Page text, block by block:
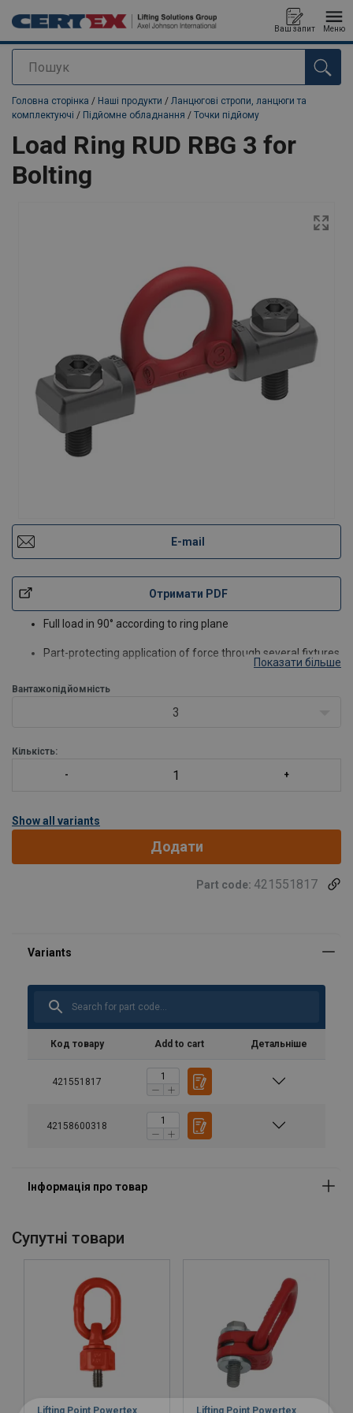
Пошук
Ваш запит Меню
added to your quote
Головна сторінка / Наші продукти / Ланцюгові стропи, ланцюги та
комплектуючі / Підйомне обладнання / Точки підйому
Load Ring RUD RBG 3 for
Bolting
E-mail
Отримати PDF
Full load in 90° according to ring plane
Part-protecting application of force through several fixtures
Показати більше
Вантажопідйомність
3
Кількість:
Show all variants
Додати
Part code: 421551817
Код товару Add to cart Детальніше
421551817
42158600318
Cупутні товари
Lifting Point Powertex Lifting Point Powertex